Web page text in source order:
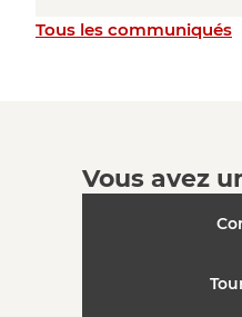
Tous les communiqués
Vous avez